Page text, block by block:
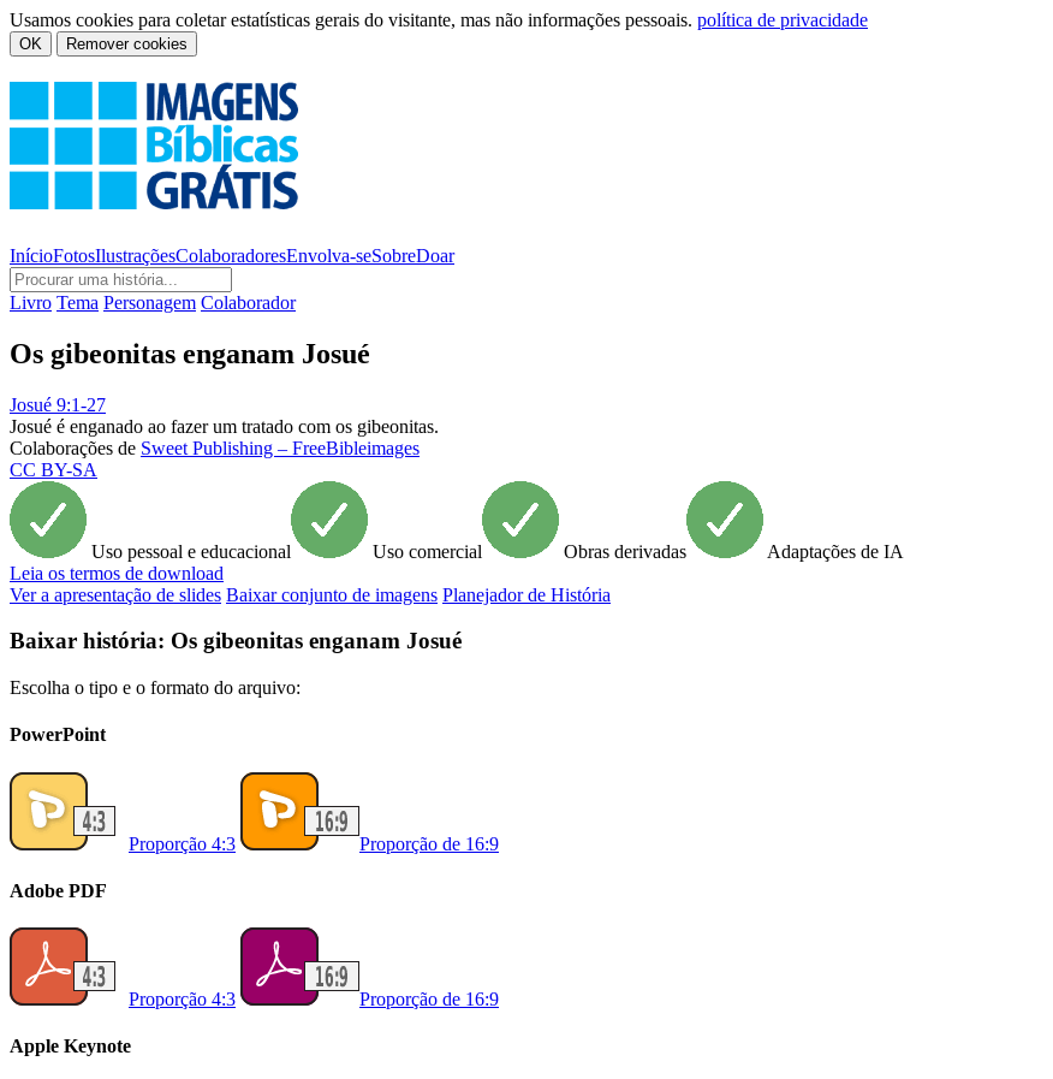
Usamos cookies para coletar estatísticas gerais do visitante, mas não informações pessoais. política de privacidade
OK Remover cookies
InícioFotosIlustraçõesColaboradoresEnvolva-seSobreDoar
Livro Tema Personagem Colaborador
Os gibeonitas enganam Josué
Josué 9:1-27
Josué é enganado ao fazer um tratado com os gibeonitas.
Colaborações de Sweet Publishing – FreeBibleimages
CC BY-SA
Uso pessoal e educacional Uso comercial Obras derivadas
Adaptações de IA
Leia os termos de download
Ver a apresentação de slides Baixar conjunto de imagens Planejador de História
Baixar história: Os gibeonitas enganam Josué
Escolha o tipo e o formato do arquivo:
PowerPoint
Proporção 4:3 Proporção de 16:9
Adobe PDF
Proporção 4:3 Proporção de 16:9
Apple Keynote